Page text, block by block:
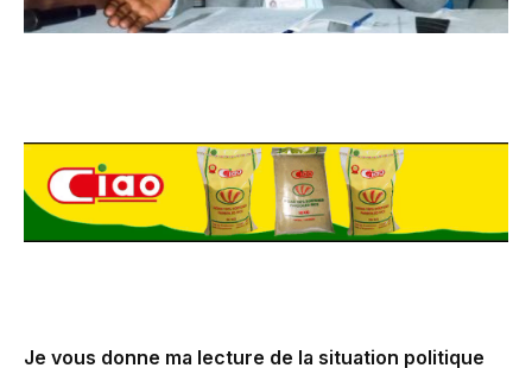
Je vous donne ma lecture de la situation politique